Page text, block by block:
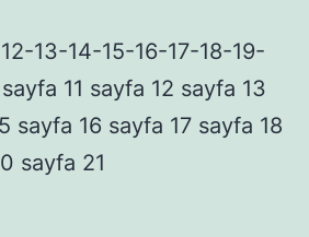
13-14-15-16-17-18-19-
11 sayfa 12 sayfa 13
sayfa 16 sayfa 17 sayfa 18
sayfa 21